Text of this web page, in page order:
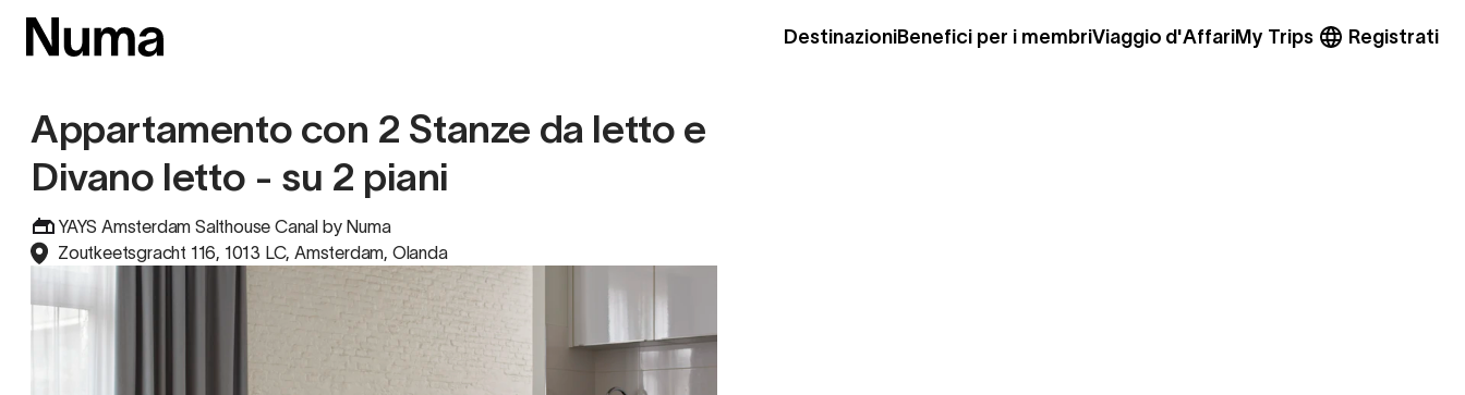
DestinazioniBenefici per i membriViaggio d'AffariMy Trips Registrati
Appartamento con 2 Stanze da letto e
Divano letto - su 2 piani
YAYS Amsterdam Salthouse Canal by Numa
Zoutkeetsgracht 116, 1013 LC, Amsterdam, Olanda